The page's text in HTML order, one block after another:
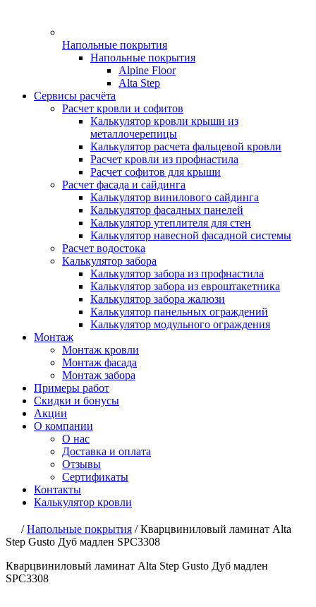
Напольные покрытия
Напольные покрытия
Alpine Floor
Alta Step
Сервисы расчёта
Расчет кровли и софитов
Калькулятор кровли крыши из
металлочерепицы
Калькулятор расчета фальцевой кровли
Расчет кровли из профнастила
Расчет софитов для крыши
Расчет фасада и сайдинга
Калькулятор винилового сайдинга
Калькулятор фасадных панелей
Калькулятор утеплителя для стен
Калькулятор навесной фасадной системы
Расчет водостока
Калькулятор забора
Калькулятор забора из профнастила
Калькулятор забора из евроштакетника
Калькулятор забора жалюзи
Калькулятор панельных ограждений
Калькулятор модульного ограждения
Монтаж
Монтаж кровли
Монтаж фасада
Монтаж забора
Примеры работ
Скидки и бонусы
Акции
О компании
О нас
Доставка и оплата
Отзывы
Сертификаты
Контакты
Калькулятор кровли
/Напольные покрытия /Кварцвиниловый ламинат Alta
Step Gusto Дуб мадлен SPC3308
Кварцвиниловый ламинат Alta Step Gusto Дуб мадлен
SPC3308